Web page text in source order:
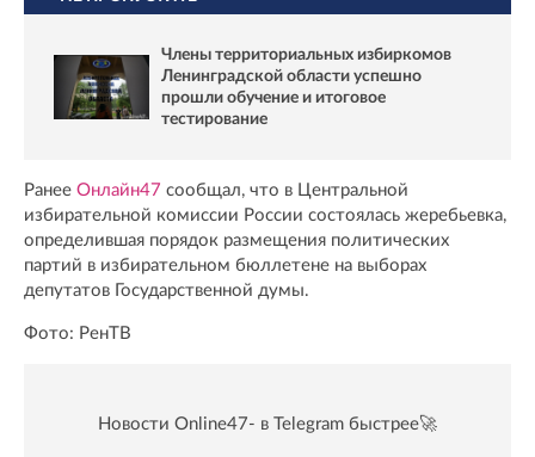
Члены территориальных избиркомов
Ленинградской области успешно
прошли обучение и итоговое
тестирование
Ранее Онлайн47 сообщал, что в Центральной
избирательной комиссии России состоялась жеребьевка,
определившая порядок размещения политических
партий в избирательном бюллетене на выборах
депутатов Государственной думы.
Фото: РенТВ
Новости Online47- в Telegram быстрее🚀